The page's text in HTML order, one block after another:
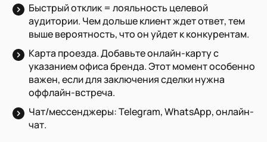
Быстрый отклик = лояльность целевой
аудитории. Чем дольше клиент ждет ответ, тем
выше вероятность, что он уйдет к конкурентам.
Карта проезда. Добавьте онлайн-карту с
указанием офиса бренда. Этот момент особенно
важен, если для заключения сделки нужна
оффлайн-встреча.
Чат/мессенджеры: Telegram, WhatsApp, онлайн-
чат.